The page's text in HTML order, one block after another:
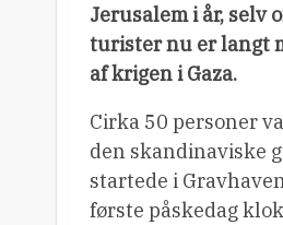
Jerusalem i år, selv
turister nu er langt
af krigen i Gaza.
Cirka 50 personer
den skandinaviske
startede i
første påskedag